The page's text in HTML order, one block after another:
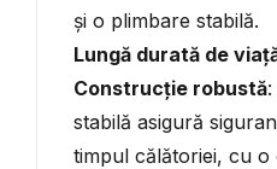
și o plimbare stabilă.
Lungă durată de
Construcție robustă
stabilă asigură
timpul călătoriei, cu o